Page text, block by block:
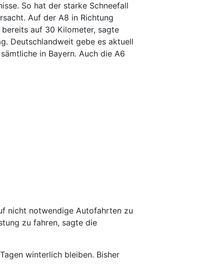
So hat der starke Schneefall
Auf der A8 in Richtung
auf 30 Kilometer, sagte
Deutschlandweit gebe es aktuell
in Bayern. Auch die A6
nicht notwendige Autofahrten zu
zu fahren, sagte die
winterlich bleiben. Bisher